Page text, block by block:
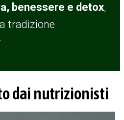
benessere e detox,
tradizione
dai nutrizionisti